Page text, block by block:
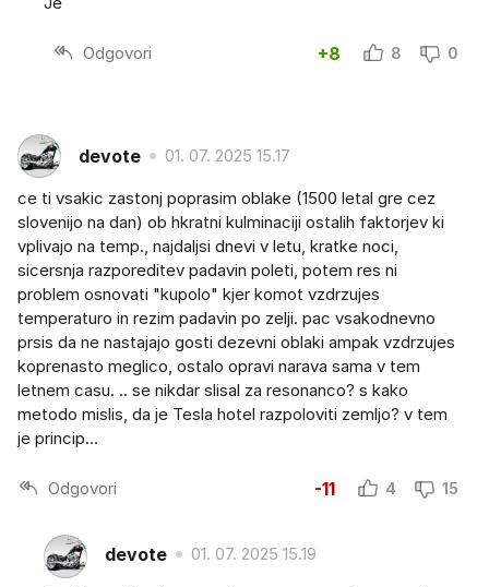
Odgovori +8 8 0
devote 01. 07. 2025 15.17
ce ti vsakic zastonj poprasim oblake (1500 letal gre cez
slovenijo na dan) ob hkratni kulminaciji ostalih faktorjev ki
vplivajo na temp., najdaljsi dnevi v letu, kratke noci,
sicersnja razporeditev padavin poleti, potem res ni
problem osnovati "kupolo" kjer komot vzdrzujes
temperaturo in rezim padavin po zelji. pac vsakodnevno
prsis da ne nastajajo gosti dezevni oblaki ampak vzdrzujes
koprenasto meglico, ostalo opravi narava sama v tem
letnem casu. .. se nikdar slisal za resonanco? s kako
metodo mislis, da je Tesla hotel razpoloviti zemljo? v tem
je princip...
Odgovori -11 4 15
devote 01. 07. 2025 15.19